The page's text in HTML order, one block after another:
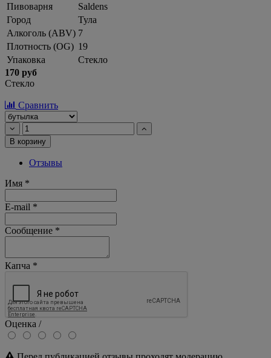
Пивоварня
Saldens
Город
Тула
Алкоголь (ABV) 7
Плотность (OG) 19
Упаковка
Стекло
170 руб
Стекло
Сравнить
В корзину
Отзывы
Имя *
E-mail *
Сообщение *
Капча *
Оценка /